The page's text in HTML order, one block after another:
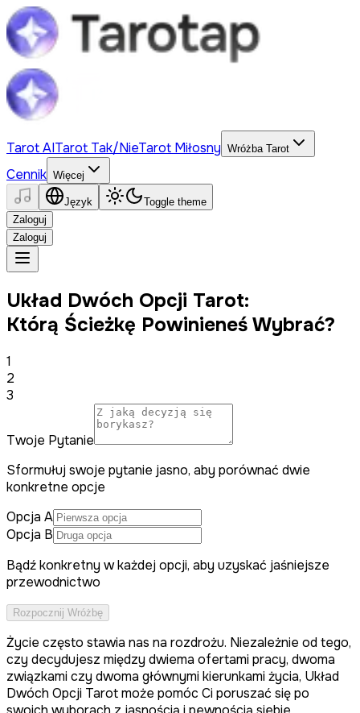
Tarot AITarot Tak/NieTarot Miłosny Wróżba Tarot
Cennik Więcej
Język
Toggle theme
Zaloguj
Zaloguj
Układ Dwóch Opcji Tarot:
Którą Ścieżkę Powinieneś Wybrać?
1
2
3
Twoje Pytanie
Sformułuj swoje pytanie jasno, aby porównać dwie
konkretne opcje
Opcja A
Opcja B
Bądź konkretny w każdej opcji, aby uzyskać jaśniejsze
przewodnictwo
Rozpocznij Wróżbę
Życie często stawia nas na rozdrożu. Niezależnie od tego,
czy decydujesz między dwiema ofertami pracy, dwoma
związkami czy dwoma głównymi kierunkami życia, Układ
Dwóch Opcji Tarot może pomóc Ci poruszać się po